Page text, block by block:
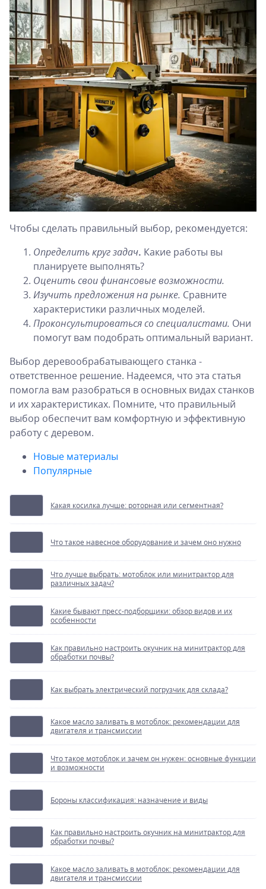
Чтобы сделать правильный выбор, рекомендуется:
Определить круг задач. Какие работы вы
планируете выполнять?
Оценить свои финансовые возможности.
Изучить предложения на рынке. Сравните
характеристики различных моделей.
Проконсультироваться со специалистами. Они
помогут вам подобрать оптимальный вариант.
Выбор деревообрабатывающего станка -
ответственное решение. Надеемся, что эта статья
помогла вам разобраться в основных видах станков
и их характеристиках. Помните, что правильный
выбор обеспечит вам комфортную и эффективную
работу с деревом.
Новые материалы
Популярные
Какая косилка лучше: роторная или сегментная?
Что такое навесное оборудование и зачем оно нужно
Что лучше выбрать: мотоблок или минитрактор для
различных задач?
Какие бывают пресс-подборщики: обзор видов и их
особенности
Как правильно настроить окучник на минитрактор для
обработки почвы?
Как выбрать электрический погрузчик для склада?
Какое масло заливать в мотоблок: рекомендации для
двигателя и трансмиссии
Что такое мотоблок и зачем он нужен: основные функции
и возможности
Бороны классификация: назначение и виды
Как правильно настроить окучник на минитрактор для
обработки почвы?
Какое масло заливать в мотоблок: рекомендации для
двигателя и трансмиссии